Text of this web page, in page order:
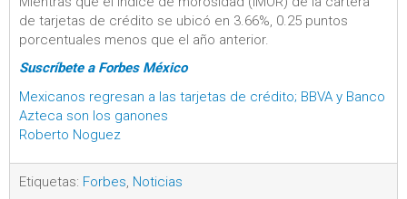
de tarjetas de crédito se ubicó en 3.66%, 0.25 puntos
porcentuales menos que el año anterior.
Suscríbete a Forbes México
Mexicanos regresan a las tarjetas de crédito; BBVA y Banco
Azteca son los ganones
Roberto Noguez
Etiquetas: Forbes, Noticias